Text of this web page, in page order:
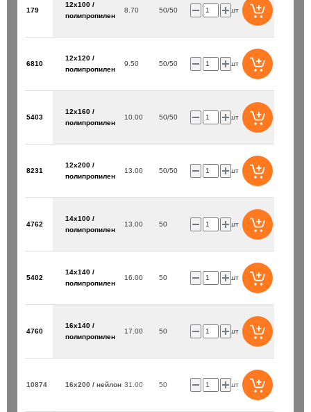
Бур SDS+ 8х200/260 / Bionic
150 ₽
179
12х100 /
полипропилен
8.70 50/50 шт
6810
12х120 /
полипропилен
9.50 50/50 шт
5403
12х160 /
полипропилен
10.00 50/50 шт
8231
12х200 /
полипропилен
13.00 50/50 шт
4762
14х100 /
полипропилен
13.00 50 шт
5402
14х140 /
полипропилен
16.00 50 шт
4760
16х140 /
полипропилен
17.00 50 шт
10874 16х200 / нейлон 31.00 50 шт